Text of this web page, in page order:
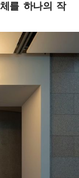
를 하나의 작